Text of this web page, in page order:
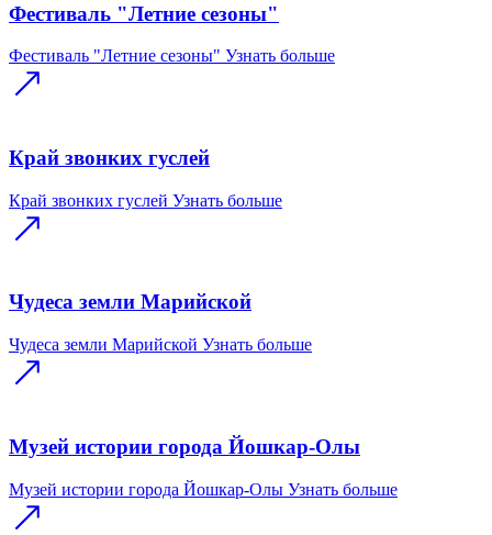
Фестиваль "Летние сезоны"
Фестиваль "Летние сезоны" Узнать больше
Край звонких гуслей
Край звонких гуслей Узнать больше
Чудеса земли Марийской
Чудеса земли Марийской Узнать больше
Музей истории города Йошкар-Олы
Музей истории города Йошкар-Олы Узнать больше